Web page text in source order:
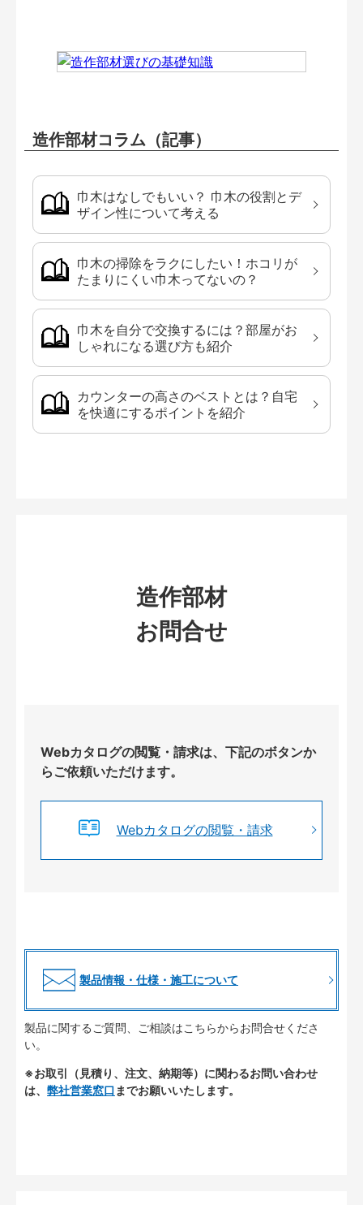
造作部材コラム（記事）
巾木はなしでもいい？ 巾木の役割とデ
ザイン性について考える
巾木の掃除をラクにしたい！ホコリが
たまりにくい巾木ってないの？
巾木を自分で交換するには？部屋がお
しゃれになる選び方も紹介
カウンターの高さのベストとは？自宅
を快適にするポイントを紹介
造作部材
お問合せ
Webカタログの閲覧・請求は、下記のボタンか
らご依頼いただけます。
Webカタログの閲覧・請求
製品情報・仕様・施工について
製品に関するご質問、ご相談はこちらからお問合せくださ
い。
※お取引（見積り、注文、納期等）に関わるお問い合わせ
は、 弊社営業窓口 までお願いいたします。